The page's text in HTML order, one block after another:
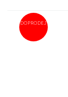
DOPRODEJ